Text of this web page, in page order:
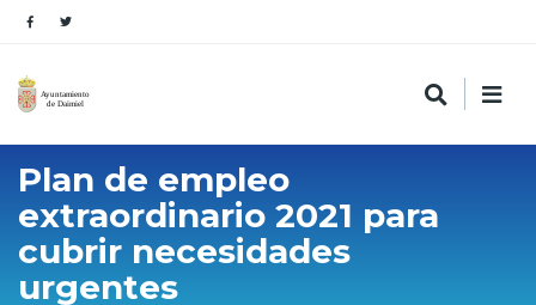
Plan de empleo
extraordinario 2021 para
cubrir necesidades
urgentes